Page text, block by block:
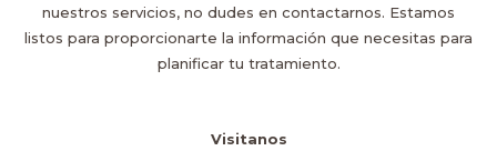
nuestros servicios, no dudes en contactarnos. Estamos
listos para proporcionarte la información que necesitas para
planificar tu tratamiento.
Visitanos